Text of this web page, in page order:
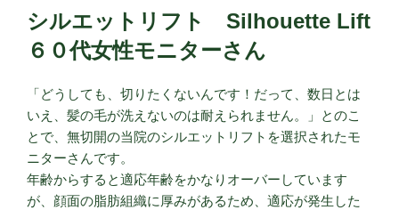
シルエットリフト Silhouette Lift
６０代女性モニターさん
「どうしても、切りたくないんです！だって、数日とは
いえ、髪の毛が洗えないのは耐えられません。」とのこ
とで、無切開の当院のシルエットリフトを選択されたモ
ニターさんです。
年齢からすると適応年齢をかなりオーバーしています
が、顔面の脂肪組織に厚みがあるため、適応が発生した